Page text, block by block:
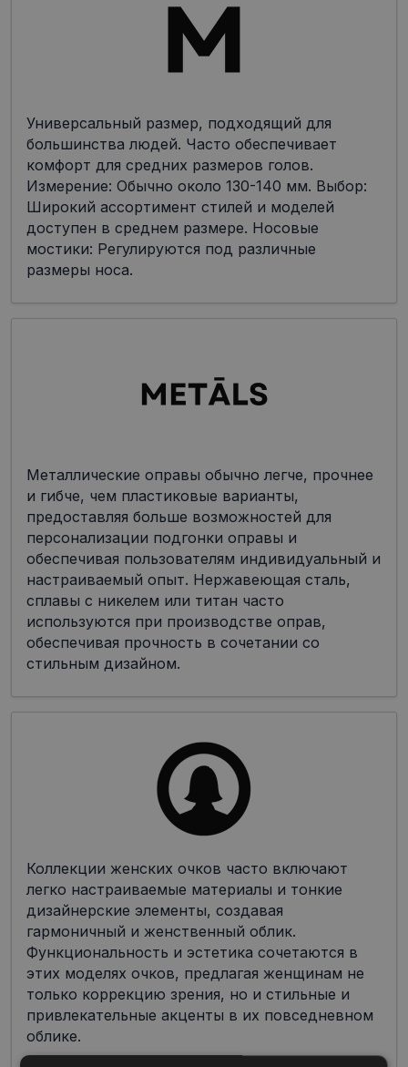
Универсальный размер, подходящий для
большинства людей. Часто обеспечивает
комфорт для средних размеров голов.
Измерение: Обычно около 130-140 мм. Выбор:
Широкий ассортимент стилей и моделей
доступен в среднем размере. Носовые
мостики: Регулируются под различные
размеры носа.
Металлические оправы обычно легче, прочнее
и гибче, чем пластиковые варианты,
предоставляя больше возможностей для
персонализации подгонки оправы и
обеспечивая пользователям индивидуальный и
настраиваемый опыт. Нержавеющая сталь,
сплавы с никелем или титан часто
используются при производстве оправ,
обеспечивая прочность в сочетании со
стильным дизайном.
Коллекции женских очков часто включают
легко настраиваемые материалы и тонкие
дизайнерские элементы, создавая
гармоничный и женственный облик.
Функциональность и эстетика сочетаются в
этих моделях очков, предлагая женщинам не
только коррекцию зрения, но и стильные и
привлекательные акценты в их повседневном
облике.